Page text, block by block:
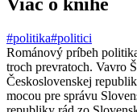
#politika#politici
Románový príbeh
troch prevratoch. Vavro
Československej
mocou pre správu